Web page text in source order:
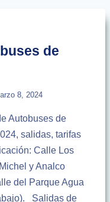
de
8, 2024
Autobuses de
salidas, tarifas
Calle Los
y Analco
del Parque Agua
Salidas de